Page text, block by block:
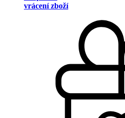
vrácení zboží